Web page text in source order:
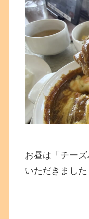
お昼は「チー
いただきました